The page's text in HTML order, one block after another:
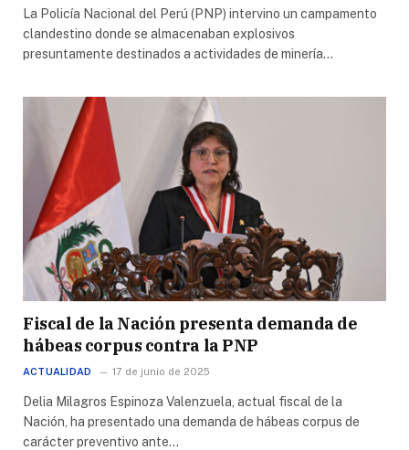
La Policía Nacional del Perú (PNP) intervino un campamento
clandestino donde se almacenaban explosivos
presuntamente destinados a actividades de minería…
Fiscal de la Nación presenta demanda de
hábeas corpus contra la PNP
ACTUALIDAD 17 de junio de 2025
Delia Milagros Espinoza Valenzuela, actual fiscal de la
Nación, ha presentado una demanda de hábeas corpus de
carácter preventivo ante…